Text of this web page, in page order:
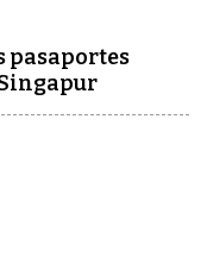
pasaportes